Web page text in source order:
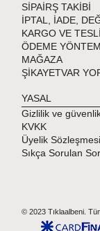
SİPAİRŞ TAKİBİ
İPTAL, İADE,
KARGO VE
ÖDEME
MAĞAZA
ŞİKAYETVAR
YASAL
Gizlilik ve
KVKK
Üyelik Sözleşmesi
Sıkça Sorulan
© 2023 Tıklaalbeni.